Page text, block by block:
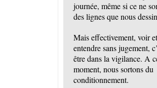
journée, même si ce ne
des lignes que nous
Mais effectivement, voir et
entendre sans jugement,
être dans la vigilance. A
moment, nous sortons du
conditionnement.